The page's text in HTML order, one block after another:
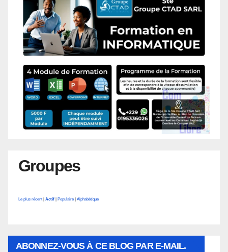
Groupes
Le plus récent Actif Populaire Alphabétique
ABONNEZ-VOUS À CE BLOG PAR E-MAIL.